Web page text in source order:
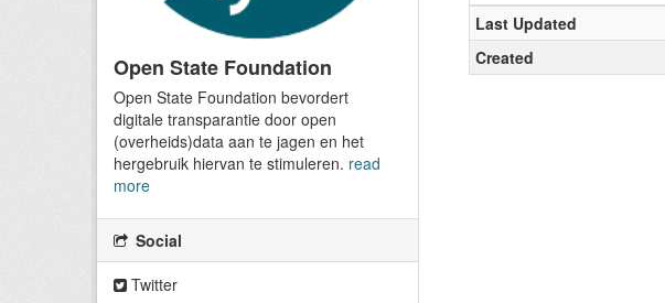
Open State Foundation
Open State Foundation bevordert
digitale transparantie door open
(overheids)data aan te jagen en het
hergebruik hiervan te stimuleren. read
more
Social
Twitter
Last Updated
Created